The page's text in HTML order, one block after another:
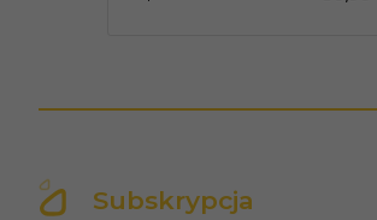
Subskrypcja